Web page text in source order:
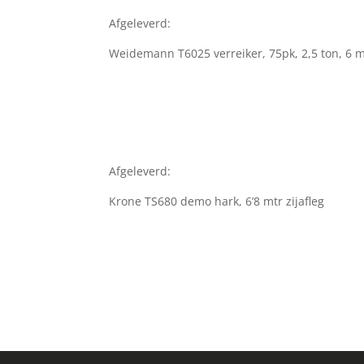
Afgeleverd:
Weidemann T6025 verreiker, 75pk, 2,5 ton, 6
Afgeleverd:
Krone TS680 demo hark, 6’8 mtr zijafleg